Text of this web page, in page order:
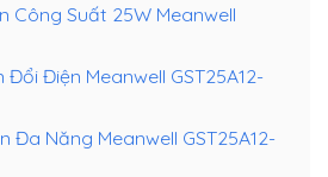
Công Suất 25W Meanwell
Đổi Điện Meanwell GST25A12-
Đa Năng Meanwell GST25A12-